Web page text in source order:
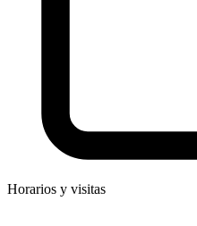
Horarios y visitas